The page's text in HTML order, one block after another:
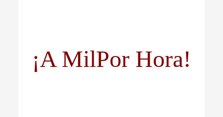
¡A MilPor Hora!